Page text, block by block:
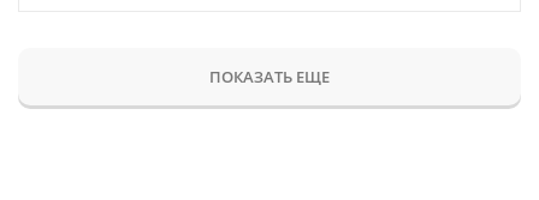
ПОКАЗАТЬ ЕЩЕ